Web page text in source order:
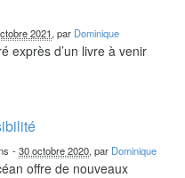
2021, par Dominique
exprès d’un livre à venir
-30 octobre 2020, par Dominique
offre de nouveaux